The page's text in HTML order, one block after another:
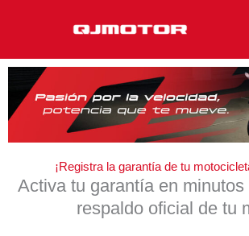
¡Registra la garantía de tu
Activa tu garantía en minutos
respaldo oficial de tu